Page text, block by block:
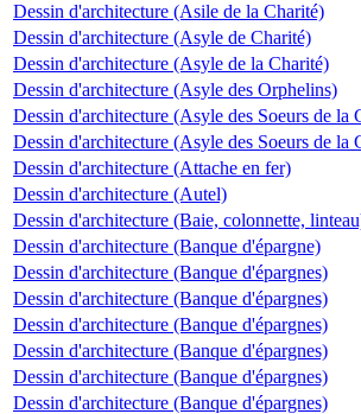
Dessin d'architecture (Asile de la Charité)
Dessin d'architecture (Asyle de Charité)
Dessin d'architecture (Asyle de la Charité)
Dessin d'architecture (Asyle des Orphelins)
Dessin d'architecture (Asyle des Soeurs de la
Dessin d'architecture (Asyle des Soeurs de la
Dessin d'architecture (Attache en fer)
Dessin d'architecture (Autel)
Dessin d'architecture (Baie, colonnette,
Dessin d'architecture (Banque d'épargne)
Dessin d'architecture (Banque d'épargnes)
Dessin d'architecture (Banque d'épargnes)
Dessin d'architecture (Banque d'épargnes)
Dessin d'architecture (Banque d'épargnes)
Dessin d'architecture (Banque d'épargnes)
Dessin d'architecture (Banque d'épargnes)